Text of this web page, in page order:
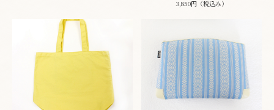
3,850円（税込み）